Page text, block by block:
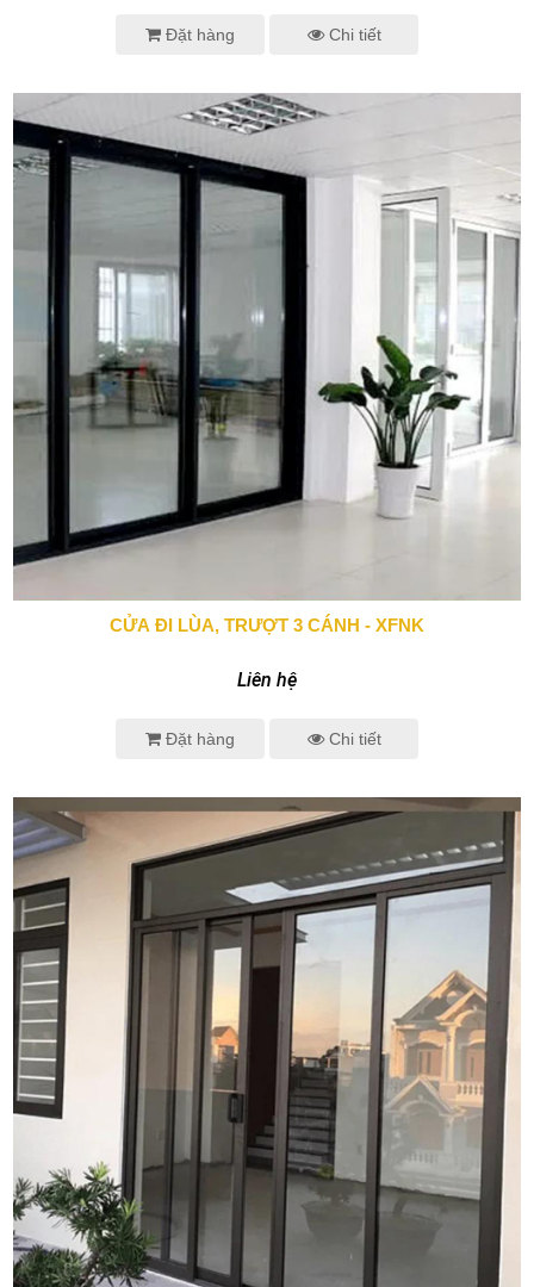
Đặt hàng Chi tiết
0943 666 466
CỬA ĐI LÙA, TRƯỢT 3 CÁNH - XFNK
Liên hệ
Đặt hàng Chi tiết